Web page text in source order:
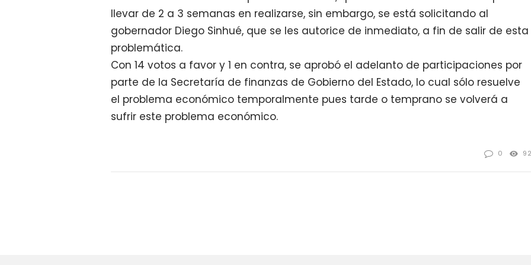
llevar de 2 a 3 semanas en realizarse, sin embargo, se está solicitando al
gobernador Diego Sinhué, que se les autorice de inmediato, a fin de salir de esta
problemática.
Con 14 votos a favor y 1 en contra, se aprobó el adelanto de participaciones por
parte de la Secretaría de finanzas de Gobierno del Estado, lo cual sólo resuelve
el problema económico temporalmente pues tarde o temprano se volverá a
sufrir este problema económico.
0 92